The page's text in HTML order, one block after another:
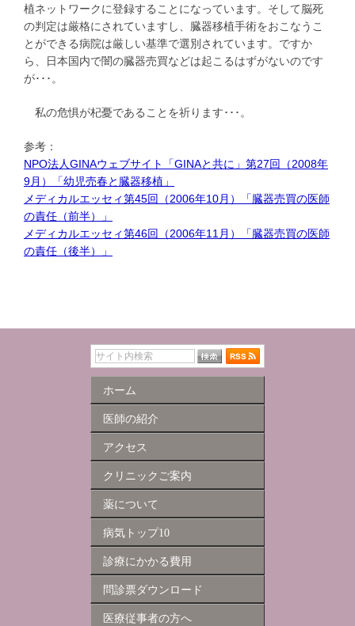
植ネットワークに登録することになっています。そして脳死
の判定は厳格にされていますし、臓器移植手術をおこなうこ
とができる病院は厳しい基準で選別されています。ですか
ら、日本国内で闇の臓器売買などは起こるはずがないのです
が･･･。
私の危惧が杞憂であることを祈ります･･･。
参考：
NPO法人GINAウェブサイト「GINAと共に」第27回（2008年
9月）「幼児売春と臓器移植」
メディカルエッセィ第45回（2006年10月）「臓器売買の医師
の責任（前半）」
メディカルエッセィ第46回（2006年11月）「臓器売買の医師
の責任（後半）」
ホーム
医師の紹介
アクセス
クリニックご案内
薬について
病気トップ10
診療にかかる費用
問診票ダウンロード
医療従事者の方へ